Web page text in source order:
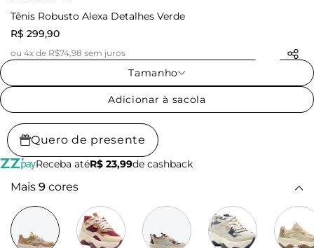
Tênis Robusto Alexa Detalhes Verde
R$ 299,90
ou 4x de R$74,98 sem juros
Tamanho
Adicionar à sacola
Quero de presente
Receba atéR$ 23,99de cashback
Mais 9 cores